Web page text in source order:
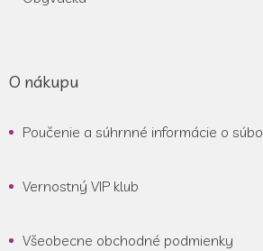
O nákupu
Poučenie a súhrnné informácie o
Vernostný VIP klub
Všeobecne obchodné podmienky